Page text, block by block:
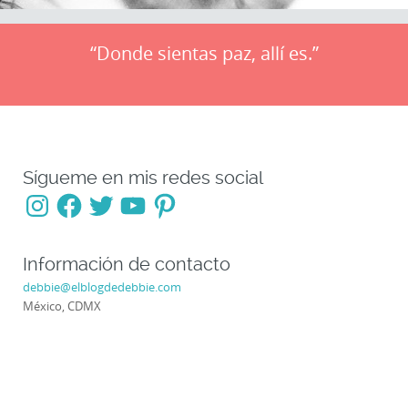
“Donde sientas paz, allí es.”
Sígueme en mis redes social
InstagramFacebookTwitterYouTubePinterest
Información de contacto
debbie@elblogdedebbie.com
México, CDMX